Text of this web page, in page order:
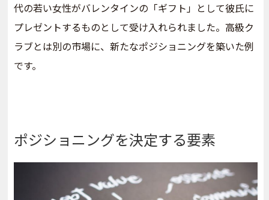
代の若い女性がバレンタインの「ギフト」として彼氏に
プレゼントするものとして受け入れられました。高級ク
ラブとは別の市場に、新たなポジショニングを築いた例
です。
ポジショニングを決定する要素